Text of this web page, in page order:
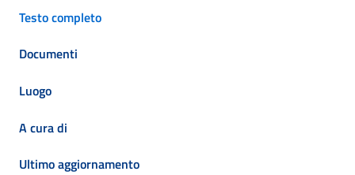
Testo completo
Documenti
Luogo
A cura di
Ultimo aggiornamento